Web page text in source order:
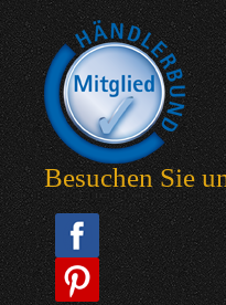
Besuchen Sie